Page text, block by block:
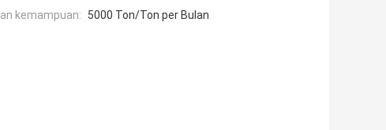
kemampuan:
5000 Ton/Ton per Bulan